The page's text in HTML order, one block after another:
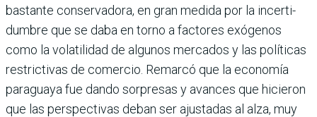
bastante conservadora, en gran medida por la incerti­
dumbre que se daba en torno a factores exógenos
como la volatilidad de algunos mer­cados y las políticas
restric­tivas de comercio. Remarcó que la economía
paraguaya fue dando sorpresas y avan­ces que hicieron
que las pers­pectivas deban ser ajustadas al alza, muy